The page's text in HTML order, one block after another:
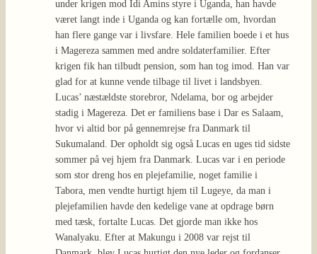
under krigen mod Idi Amins styre i Uganda, han havde
været langt inde i Uganda og kan fortælle om, hvordan
han flere gange var i livsfare. Hele familien boede i et hus
i Magereza sammen med andre soldaterfamilier. Efter
krigen fik han tilbudt pension, som han tog imod. Han var
glad for at kunne vende tilbage til livet i landsbyen.
Lucas’ næstældste storebror, Ndelama, bor og arbejder
stadig i Magereza. Det er familiens base i Dar es Salaam,
hvor vi altid bor på gennemrejse fra Danmark til
Sukumaland. Der opholdt sig også Lucas en uges tid sidste
sommer på vej hjem fra Danmark. Lucas var i en periode
som stor dreng hos en plejefamilie, noget familie i
Tabora, men vendte hurtigt hjem til Lugeye, da man i
plejefamilien havde den kedelige vane at opdrage børn
med tæsk, fortalte Lucas. Det gjorde man ikke hos
Wanalyaku. Efter at Makungu i 2008 var rejst til